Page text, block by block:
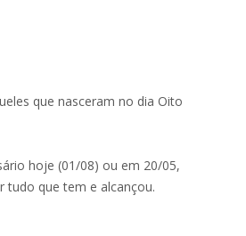
que nasceram no dia Oito
hoje (01/08) ou em 20/05,
tudo que tem e alcançou.